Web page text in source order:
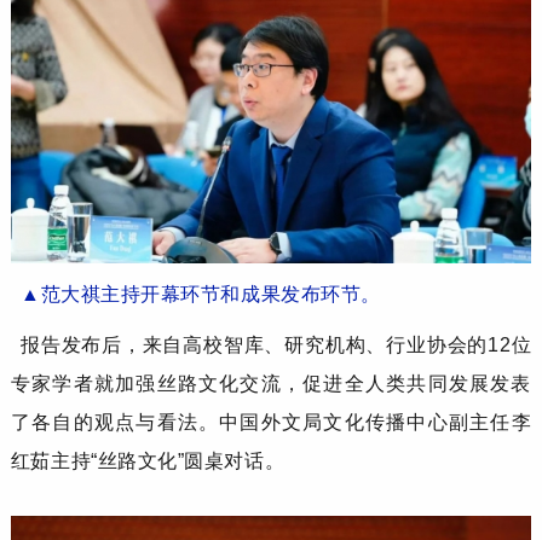
▲ 范大祺主持开幕环节和成果发布环节。
报告发布后， 来自高校智库、研究机构、行业协会的12位
专家学者就加强 丝路文化交流，促进全人类共同发展发表
了各自的观点与看法。中国外文局文化传播中心副 主任李
红茹主持“丝路文化”圆桌对话。